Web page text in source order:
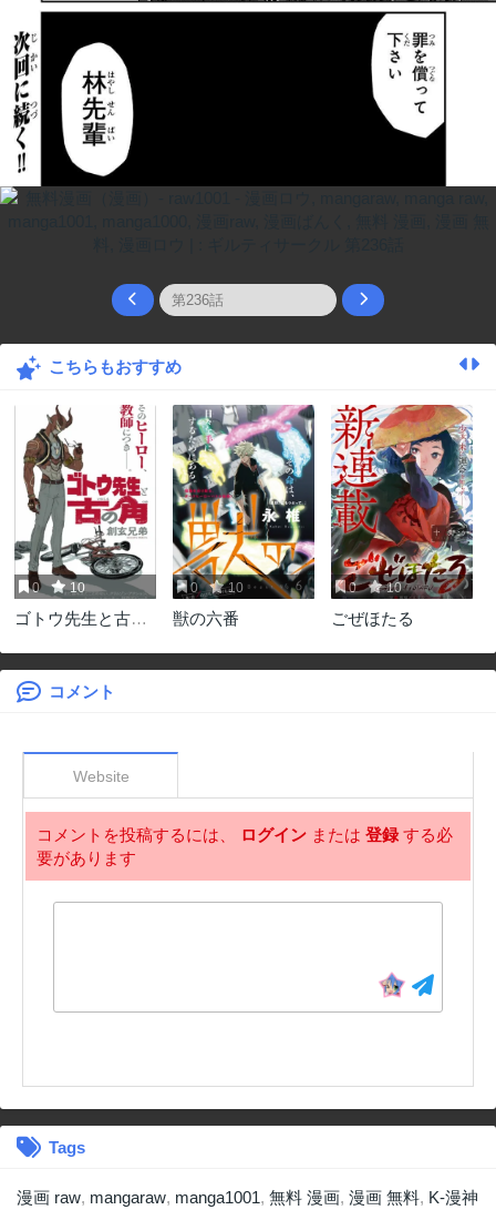
こちらもおすすめ
0 10
ゴトウ先生と古の
0 10
獣の六番
0 10
ごぜほたる
コメント
Website
コメントを投稿するには、 ログイン または 登録する必
要があります
Tags
漫画 raw, mangaraw, manga1001, 無料 漫画, 漫画 無料, K-漫神